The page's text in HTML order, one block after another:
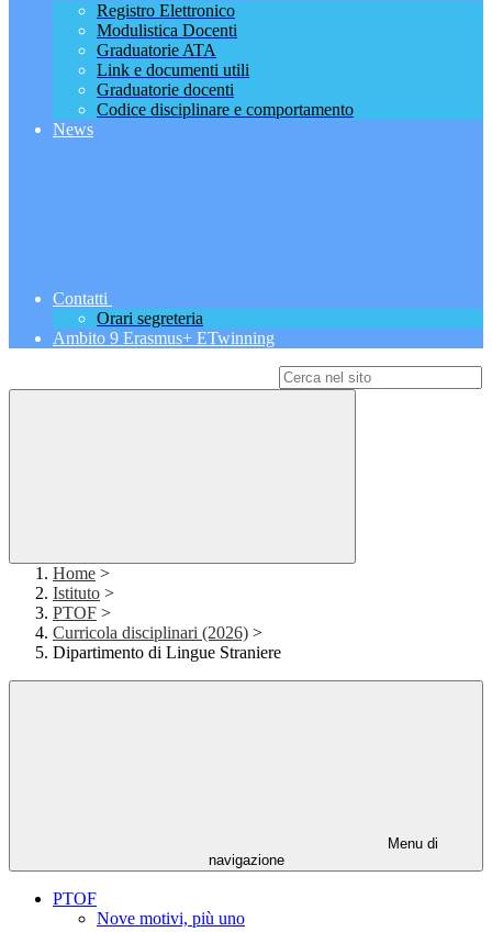
Registro Elettronico
Modulistica Docenti
Graduatorie ATA
Link e documenti utili
Graduatorie docenti
Codice disciplinare e comportamento
News
Contatti
Orari segreteria
Ambito 9 Erasmus+ ETwinning
Home >
Istituto >
PTOF >
Curricola disciplinari (2026) >
Dipartimento di Lingue Straniere
Menu di
navigazione
PTOF
Nove motivi, più uno